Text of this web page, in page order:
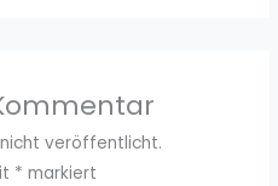
veröffentlicht.
* markiert